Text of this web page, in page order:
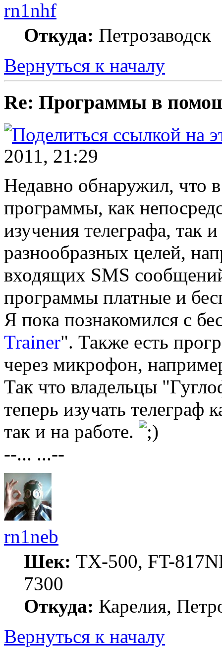
rn1nhf
Откуда: Петрозаводск
Вернуться к началу
Re: Программы в
2011, 21:29
Недавно обнаружил, что
программы, как
изучения телеграфа, так
разнообразных целей,
входящих SMS
программы платные и
Я пока познакомился с
Trainer". Также есть
через микрофон,
Так что владельцы
теперь изучать телеграф
так и на работе.
--... ...--
rn1neb
Шек: TX-500, FT-
7300
Откуда: Карелия,
Вернуться к началу